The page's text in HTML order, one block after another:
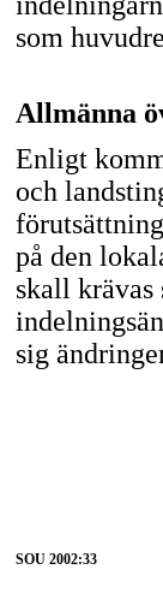
som
Allmänna
Enligt
och
på den
skall
sig
SOU 2002:33